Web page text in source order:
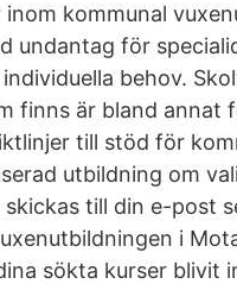
kommunal
undantag för
behov.
finns är bland annat
till stöd för
utbildning om
till din e-post
i
sökta kurser blivit